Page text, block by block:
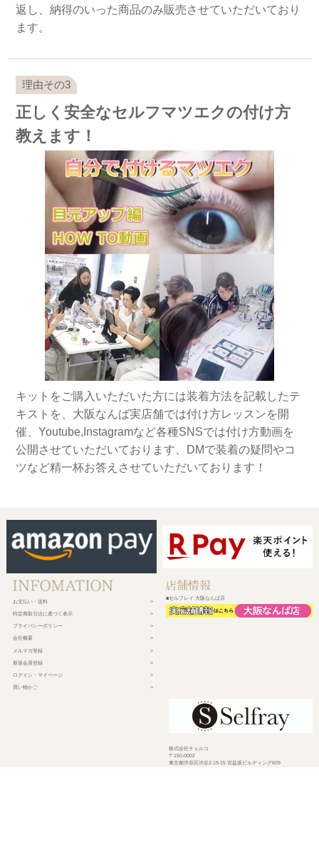
返し、納得のいった商品のみ販売させていただいており
ます。
正しく安全なセルフマツエクの付け方
教えます！
キットをご購入いただいた方には装着方法を記載したテ
キストを、大阪なんば実店舗では付け方レッスンを開
催、Youtube,Instagramなど各種SNSでは付け方動画を
公開させていただいております、DMで装着の疑問やコ
ツなど精一杯お答えさせていただいております！
お支払い・送料
特定商取引法に基づく表示
プライバシーポリシー
会社概要
メルマガ登録
新規会員登録
ログイン・マイページ
買い物かご
■セルフレイ 大阪なんば店
株式会社チェルコ
〒150-0002
東京都渋谷区渋谷2-19-15 宮益坂ビルディング609